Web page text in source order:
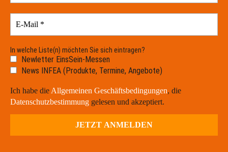
In welche Liste(n) möchten Sie sich eintragen?
Newletter EinsSein-Messen
News INFEA (Produkte, Termine, Angebote)
Ich habe die Allgemeinen Geschäftsbedingungen, die
Datenschutzbestimmung gelesen und akzeptiert.